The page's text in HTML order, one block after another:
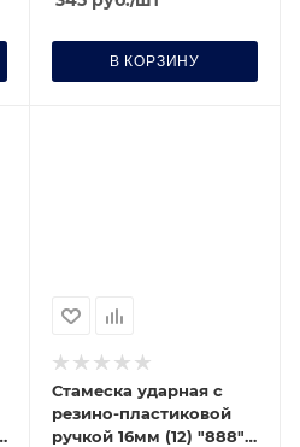
В КОРЗИНУ
Стамеска ударная с
резино-пластиковой
ручкой 16мм (12) "888"